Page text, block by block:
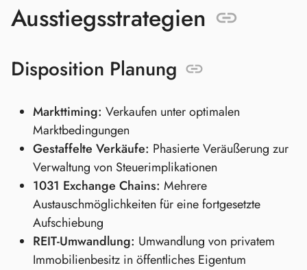
Ausstiegsstrategien
Disposition Planung
Markttiming: Verkaufen unter optimalen
Marktbedingungen
Gestaffelte Verkäufe: Phasierte Veräußerung zur
Verwaltung von Steuerimplikationen
1031 Exchange Chains: Mehrere
Austauschmöglichkeiten für eine fortgesetzte
Aufschiebung
REIT-Umwandlung: Umwandlung von privatem
Immobilienbesitz in öffentliches Eigentum